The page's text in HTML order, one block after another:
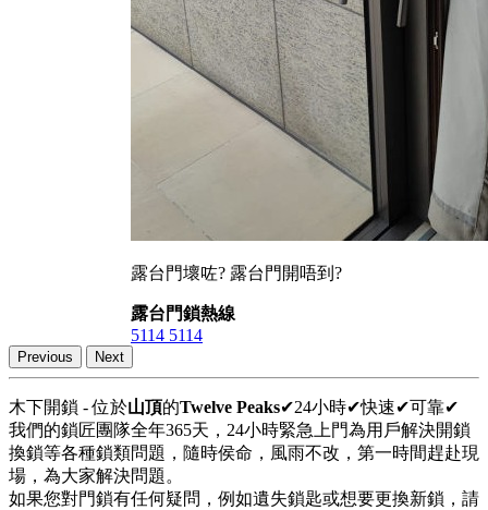
露台門壞咗? 露台門開唔到?
露台門鎖熱線
5114 5114
Previous Next
木下開鎖 - 位於山頂的Twelve Peaks✔24小時✔快速✔可靠✔
我們的鎖匠團隊全年365天，24小時緊急上門為用戶解決開鎖
換鎖等各種鎖類問題，隨時侯命，風雨不改，第一時間趕赴現
場，為大家解決問題。
如果您對門鎖有任何疑問，例如遺失鎖匙或想要更換新鎖，請